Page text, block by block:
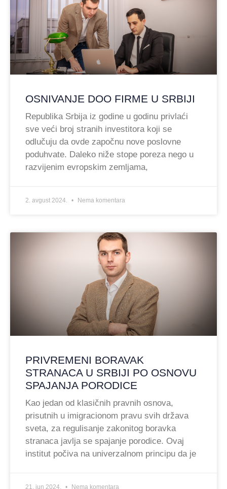
OSNIVANJE DOO FIRME U SRBIJI
Republika Srbija iz godine u godinu privlaći
sve veći broj stranih investitora koji se
odlučuju da ovde započnu nove poslovne
poduhvate. Daleko niže stope poreza nego u
razvijenim evropskim zemljama,
2. avgust 2024. Nema komentara
PRIVREMENI BORAVAK
STRANACA U SRBIJI PO OSNOVU
SPAJANJA PORODICE
Kao jedan od klasičnih pravnih osnova,
prisutnih u imigracionom pravu svih država
sveta, za regulisanje zakonitog boravka
stranaca javlja se spajanje porodice. Ovaj
institut počiva na univerzalnom principu da je
21. jun 2024. Nema komentara